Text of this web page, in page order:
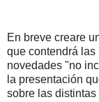
En breve creare
que contendrá las
novedades "no
la presentación
sobre las distintas